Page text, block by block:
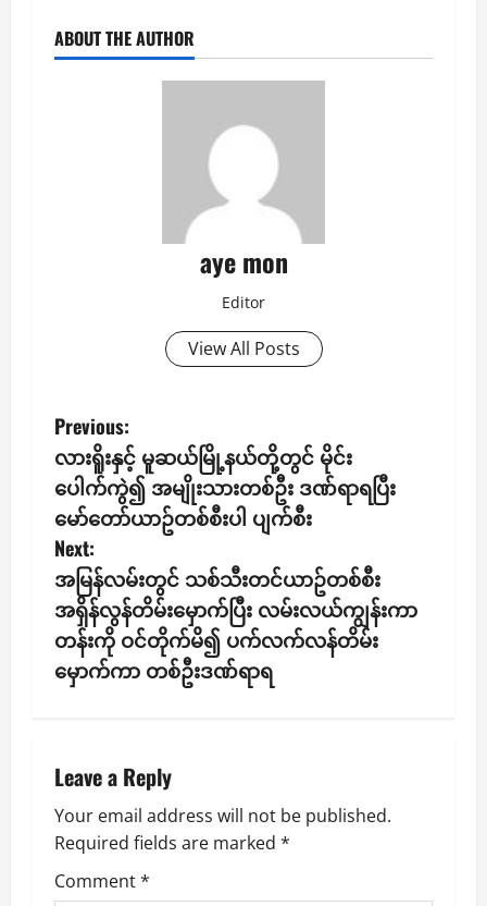
ABOUT THE AUTHOR
aye mon
Editor
View All Posts
P
o
s
t
n
a
g
a
t
Previous:
လားရိူးနှင့် မူဆယ်မြို့နယ်တို့တွင် မိုင်း
ပေါက်ကွဲ၍ အမျိုးသားတစ်ဦး ဒဏ်ရာရ​ပြီး
မော်တော်ယာဥ်တစ်စီးပါ ပျက်စီး
Next:
အမြန်လမ်းတွင် သစ်သီးတင်ယာဥ်တစ်စီး
အရှိန်လွန်တိမ်းမှောက်ပြီး လမ်းလယ်ကျွန်းကာ
တန်းကို ဝင်တိုက်မိ၍ ပက်လက်လန်တိမ်း
မှောက်ကာ တစ်ဦးဒဏ်ရာရ
Leave a Reply
Your email address will not be published.
Required fields are marked *
Comment*